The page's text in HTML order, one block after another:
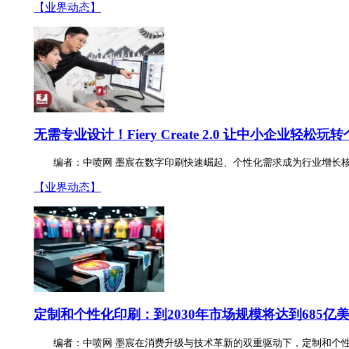
【业界动态】
无需专业设计！Fiery Create 2.0 让中小企业轻松玩转
编者：中喷网 墨宸在数字印刷快速崛起、个性化需求成为行业增
【业界动态】
定制和个性化印刷：到2030年市场规模将达到685亿
编者：中喷网 墨宸在消费升级与技术革新的双重驱动下，定制和个